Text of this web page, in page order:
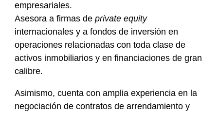
empresariales.
Asesora a firmas de private equity
internacionales y a fondos de inversión en
operaciones relacionadas con toda clase de
activos inmobiliarios y en financiaciones de gran
calibre.
Asimismo, cuenta con amplia experiencia en la
negociación de contratos de arrendamiento y